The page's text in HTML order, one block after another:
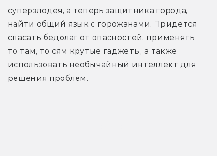
суперзлодея, а теперь защитника города,
найти общий язык с горожанами. Придётся
спасать бедолаг от опасностей, применять
то там, то сям крутые гаджеты, а также
использовать необычайный интеллект для
решения проблем.